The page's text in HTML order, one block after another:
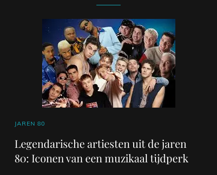
CAT
JAREN 80
Legendarische artiesten uit de jaren
80: Iconen van een muzikaal tijdperk